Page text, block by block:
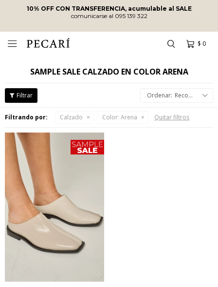
10% OFF CON TRANSFERENCIA, acumulable al SALE
comunicarse al 095 139 322
$ 0

SAMPLE SALE CALZADO EN COLOR ARENA
Recomendados
Filtrando por: Calzado Color: Arena Quitar filtros